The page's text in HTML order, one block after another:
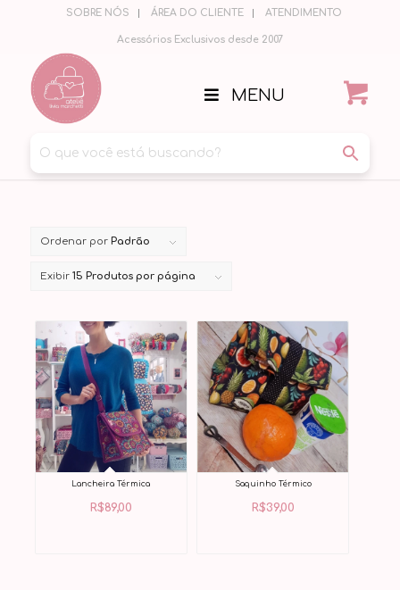
SOBRE NÓS ÁREA DO CLIENTE ATENDIMENTO
Acessórios Exclusivos desde 2007
MENU
Ordenar por Padrão
Exibir 15 Produtos por página
Lancheira Térmica
R$89,00
Saquinho Térmico
R$39,00